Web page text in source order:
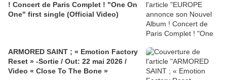
! Concert de Paris Complet ! "One On
One" first single (Official Video)
ARMORED SAINT ; « Emotion Factory
Reset » -Sortie / Out: 22 mai 2026 /
Video « Close To The Bone »